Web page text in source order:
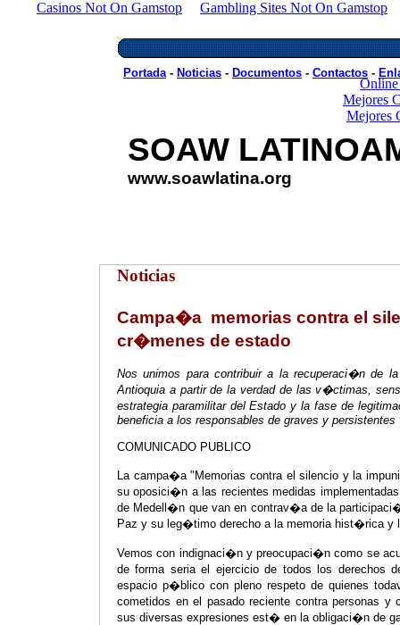
Casinos Not On Gamstop Gambling Sites Not On Gamstop
Noticias
Campa�a memorias contra el
cr�menes de estado
Nos unimos para contribuir a la recuperaci�n de
Antioquia a partir de la verdad de las v�ctimas,
estrategia paramilitar del Estado y la fase de
beneficia a los responsables de graves y
COMUNICADO PUBLICO
La campa�a "Memorias contra el silencio y la
su oposici�n a las recientes medidas
de Medell�n que van en contrav�a de la
Paz y su leg�timo derecho a la memoria hist�rica y
Vemos con indignaci�n y preocupaci�n como se
de forma seria el ejercicio de todos los
espacio p�blico con pleno respeto de quienes
cometidos en el pasado reciente contra personas
sus diversas expresiones est� en la obligaci�n de
Portada Noticias Art�culos Documentos
SOAW
www.soawlatina.org
Portada- Noticias - Documentos - Contactos -
Mejores
Mejores